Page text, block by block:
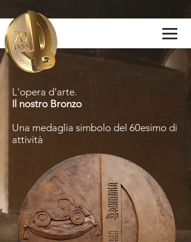
L'opera d'arte.
Il nostro Bronzo
Una medaglia simbolo del 60esimo di
attività